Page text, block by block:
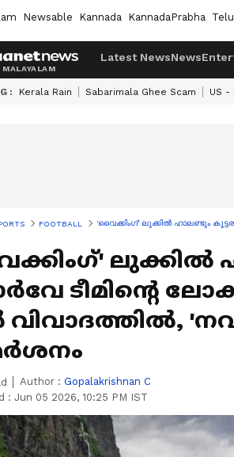
Newsable Kannada KannadaPrabha
Latest NewsNews
: Kerala Rain Sabarimala Ghee Scam US -
FOOTBALL 'വൈക്കിംഗ്' ലുക്കിൽ ഹാലണ്ടും
ലുക്കിൽ
ടീമിന്റെ
Author : Gopalakrishnan C
: Jun 05 2026, 10:25 PM IST